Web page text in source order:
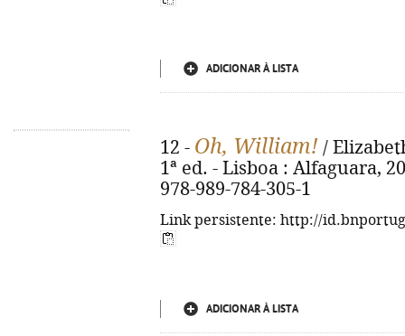
ADICIONAR À LISTA
12 - Oh, William! /
1ª ed. - Lisboa : Alfaguara,
978-989-784-305-1
Link persistente: http://
ADICIONAR À LISTA